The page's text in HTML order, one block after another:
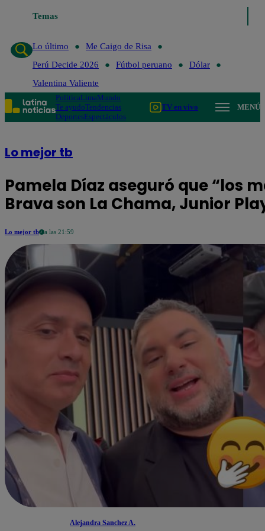
Temas
Lo último
Lo último
Me Caigo de Risa
Perú Decide 2026
Fútbol peruano
Dólar
Valentina Valiente
PolíticaLimaMundo
Te ayudoTendencias
DeportesEspectáculos
TV en vivo MENÚ
Lo mejor tb
Pamela Díaz aseguró que “los
Brava son La Chama, Junior
Lo mejor tb a las 21:59
Alejandra Sanchez A.